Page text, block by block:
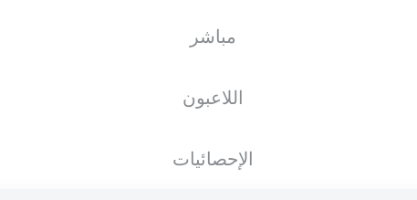
مباشر
اللاعبون
الإحصائيات
23.07.2004